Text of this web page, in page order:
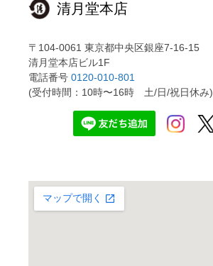
清月堂本店
〒104-0061 東京都中央区銀座7-16-15
清月堂本店ビル1F
電話番号 0120-010-801
(受付時間：10時〜16時 土/日/祝日休み)